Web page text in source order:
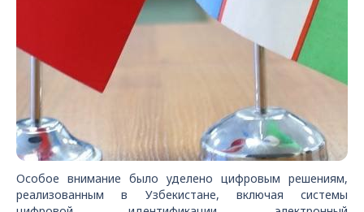
Особое внимание было уделено цифровым решениям,
реализованным в Узбекистане, включая системы